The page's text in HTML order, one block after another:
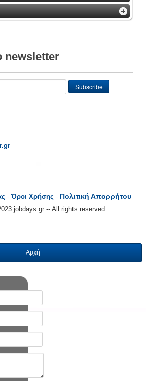
newsletter
-Όροι Χρήσης - Πολιτική Απορρήτου
jobdays.gr -- All rights reserved
Αρχή